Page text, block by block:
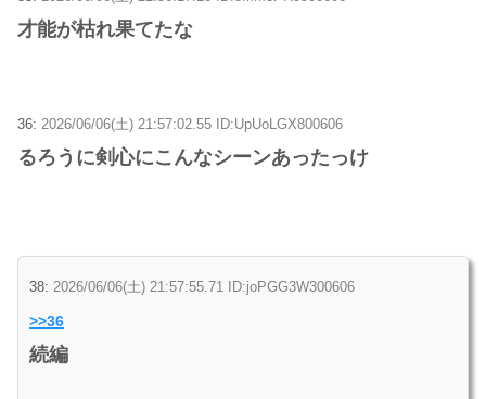
才能が枯れ果てたな
36: 2026/06/06(土) 21:57:02.55 ID:UpUoLGX800606
るろうに剣心にこんなシーンあったっけ
38: 2026/06/06(土) 21:57:55.71 ID:joPGG3W300606
>>36
続編